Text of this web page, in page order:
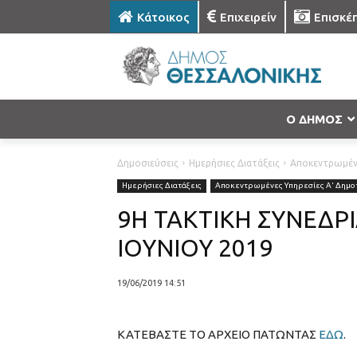
Κάτοικος Επιχειρείν
Ο ΔΗΜΟΣ
Δημοσιεύσεις Ημερήσιες Διατάξεις
Ημερήσιες Διατάξεις Αποκεντρωμένες Υπηρεσίες Α'
9Η ΤΑΚΤΙΚΗ
ΙΟΥΝΙΟΥ 2019
19/06/2019 14:51
ΚΑΤΕΒΑΣΤΕ ΤΟ ΑΡΧΕΙΟ ΠΑΤΩΝΤΑΣ ΕΔΩ.